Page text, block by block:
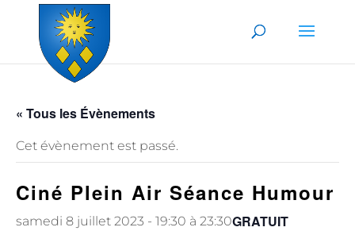
Skip to content
« Tous les Évènements
Cet évènement est passé.
Ciné Plein Air Séance Humour
samedi 8 juillet 2023 - 19:30 à 23:30GRATUIT